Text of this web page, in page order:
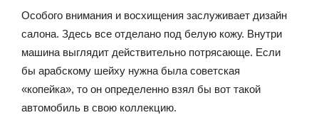
Особого внимания и восхищения заслуживает дизайн
салона. Здесь все отделано под белую кожу. Внутри
машина выглядит действительно потрясающе. Если
бы арабскому шейху нужна была советская
«копейка», то он определенно взял бы вот такой
автомобиль в свою коллекцию.